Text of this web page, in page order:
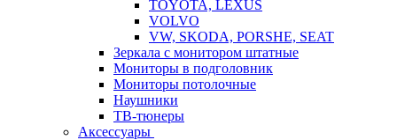
TOYOTA, LEXUS
VOLVO
VW, SKODA, PORSHE, SEAT
Зеркала с монитором штатные
Мониторы в подголовник
Мониторы потолочные
Наушники
ТВ-тюнеры
Аксессуары